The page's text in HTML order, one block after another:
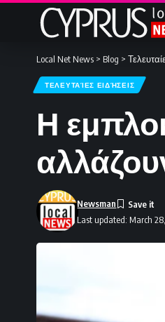
Local Net News > Blog >
ΤΕΛΕΥΤΑΊΕΣ ΕΙΔΉΣΕΙΣ
Η
Last updated: March
Newsman